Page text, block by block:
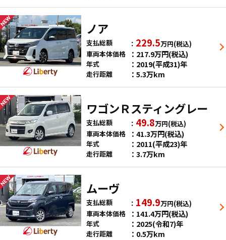
ノア
支払総額 229.5万円(税込)
車両本体価格
217.9万円(税込)
年式 2019(平成31)年
走行距離 5.3万km
ワゴンＲスティングレー
支払総額 49.8万円(税込)
車両本体価格
41.3万円(税込)
年式 2011(平成23)年
走行距離 3.7万km
ムーヴ
支払総額 149.9万円(税込)
車両本体価格
141.4万円(税込)
年式 2025(令和7)年
走行距離 0.5万km